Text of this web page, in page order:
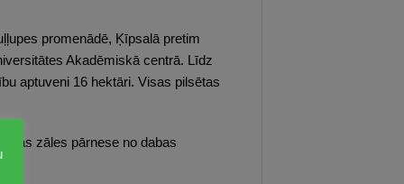
promenādē, Ķīpsalā pretim
Akadēmiskā centrā. Līdz
aptuveni 16 hektāri. Visas pilsētas
zāles pārnese no dabas